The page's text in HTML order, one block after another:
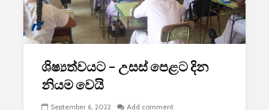
ශිෂ්‍යත්වයට – උසස් පෙළට දින
නියම වෙයි
September 6, 2022 Add comment
2026 යාවත්කාලීනය
හඳුන්වා දීමට
නියමිතයි.
උණුසුම්
බැවින්
සමාගම